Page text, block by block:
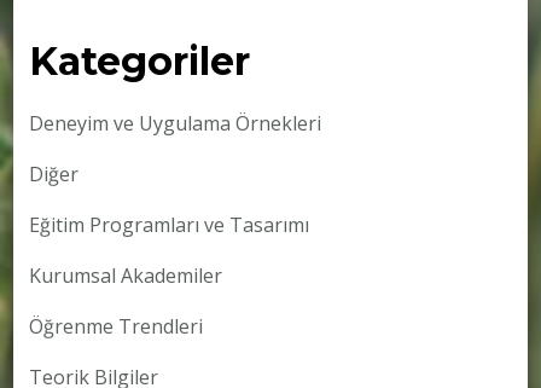
Kategoriler
Deneyim ve Uygulama Örnekleri
Diğer
Eğitim Programları ve Tasarımı
Kurumsal Akademiler
Öğrenme Trendleri
Teorik Bilgiler